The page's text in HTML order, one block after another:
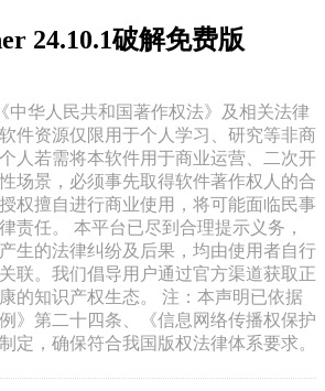
24.10.1破解免费版
中华人民共和国著作权法》及相关法律
件资源仅限用于个人学习、研究等非商
人若需将本软件用于商业运营、二次开
场景，必须事先取得软件著作权人的合
权擅自进行商业使用，将可能面临民事
责任。 本平台已尽到合理提示义务，
生的法律纠纷及后果，均由使用者自行
联。我们倡导用户通过官方渠道获取正
的知识产权生态。 注：本声明已依据
》第二十四条、《信息网络传播权保护
定，确保符合我国版权法律体系要求。